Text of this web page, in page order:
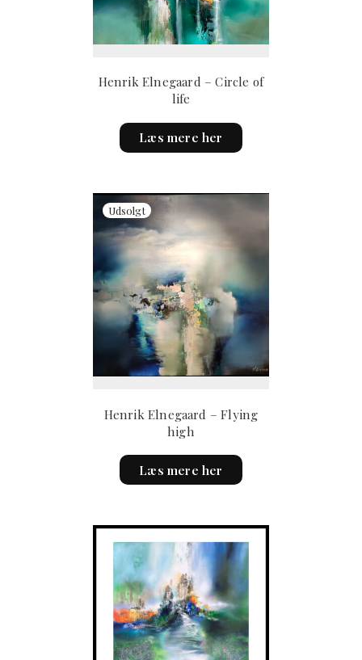
Henrik Elnegaard – Circle of
life
Læs mere her
Henrik Elnegaard – Flying
high
Læs mere her